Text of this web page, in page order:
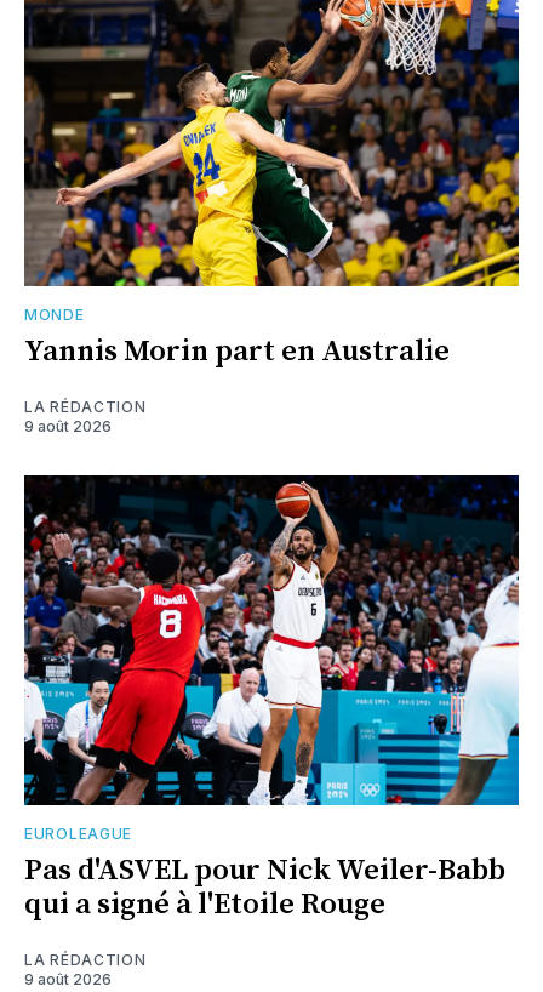
MONDE
Yannis Morin part en Australie
LA RÉDACTION
9 août 2026
EUROLEAGUE
Pas d'ASVEL pour Nick Weiler-Babb
qui a signé à l'Etoile Rouge
LA RÉDACTION
9 août 2026